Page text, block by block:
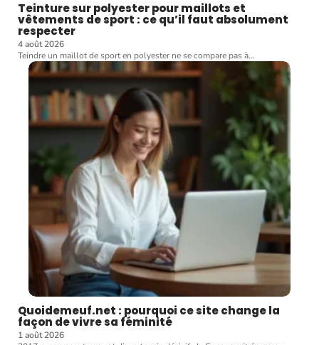
Teinture sur polyester pour maillots et
vêtements de sport : ce qu’il faut absolument
respecter
4 août 2026
Teindre un maillot de sport en polyester ne se compare pas à…
Quoidemeuf.net : pourquoi ce site change la
façon de vivre sa féminité
1 août 2026